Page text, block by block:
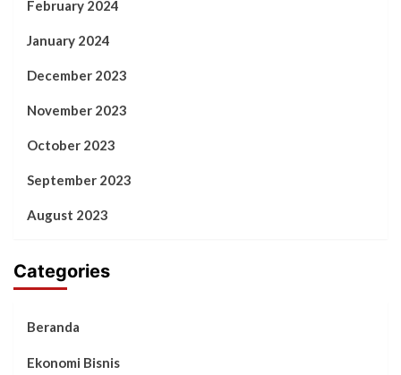
February 2024
January 2024
December 2023
November 2023
October 2023
September 2023
August 2023
Categories
Beranda
Ekonomi Bisnis